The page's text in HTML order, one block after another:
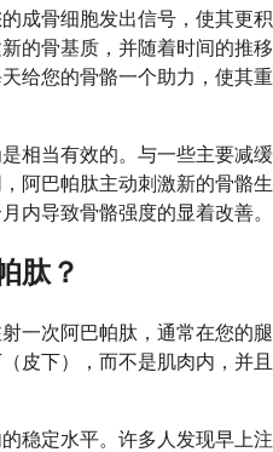
成骨细胞发出信号，使其更积
的骨基质，并随着时间的推移
给您的骨骼一个助力，使其重
相当有效的。与一些主要减缓
阿巴帕肽主动刺激新的骨骼生
内导致骨骼强度的显着改善。
肽？
一次阿巴帕肽，通常在您的腿
皮下），而不是肌肉内，并且
稳定水平。许多人发现早上注